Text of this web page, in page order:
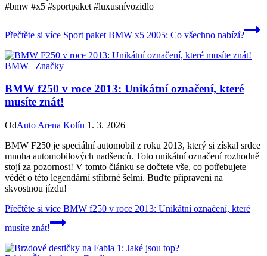
#bmw #x5 #sportpaket #luxusnívozidlo
Přečtěte si více Sport paket BMW x5 2005: Co všechno nabízí?
BMW | Značky
BMW f250 v roce 2013: Unikátní označení, které
musíte znát!
OdAuto Arena Kolín 1. 3. 2026
BMW F250 je speciální automobil z roku 2013, který si získal srdce
mnoha automobilových nadšenců. Toto unikátní označení rozhodně
stojí za pozornost! V tomto článku se dočtete vše, co potřebujete
vědět o této legendární stříbrné šelmi. Buďte připraveni na
skvostnou jízdu!
Přečtěte si více BMW f250 v roce 2013: Unikátní označení, které
musíte znát!